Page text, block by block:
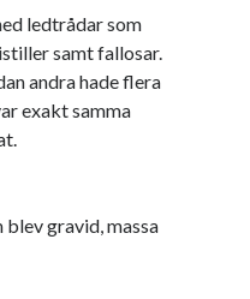
ledtrådar som
samt fallosar.
andra hade flera
exakt samma
gravid, massa